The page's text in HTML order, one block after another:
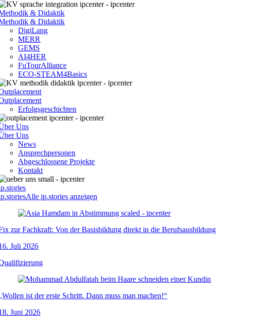
& Didaktik
& Didaktik
DigiLang
MERR
GEMS
AI4HER
FuTourAlliance
ECO-STEAM4Basics
Erfolgsgeschichten
Uns
Uns
News
Ansprechpersonen
Abgeschlossene Projekte
Kontakt
Alle ip.stories anzeigen
zur Fachkraft: Von der Basisbildung direkt in die Berufsausbildung
Juli 2026
ist der erste Schritt. Dann muss man machen!“
Juni 2026